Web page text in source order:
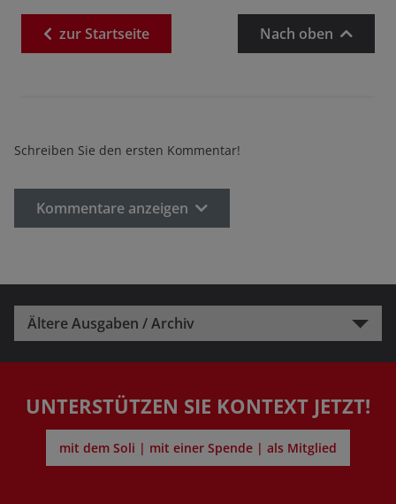
zurStartseite Nach oben
Schreiben Sie den ersten Kommentar!
Kommentare anzeigen
Ältere Ausgaben / Archiv
UNTERSTÜTZEN SIE KONTEXT JETZT!
mit dem Soli | mit einer Spende | als Mitglied